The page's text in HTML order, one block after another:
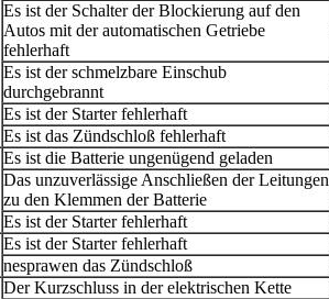
Es ist der Schalter der Blockierung auf den
Autos mit der automatischen Getriebe
fehlerhaft
Es ist der schmelzbare Einschub
durchgebrannt
Es ist der Starter fehlerhaft
Es ist das Zündschloß fehlerhaft
Es ist die Batterie ungenügend geladen
Das unzuverlässige Anschließen der Leitungen
zu den Klemmen der Batterie
Es ist der Starter fehlerhaft
Es ist der Starter fehlerhaft
nesprawen das Zündschloß
Der Kurzschluss in der elektrischen Kette